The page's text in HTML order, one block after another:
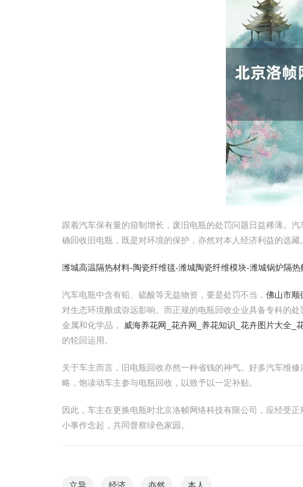
跟着汽车保有量的箝制增长，废旧电瓶的处罚问题日益稀薄。
确回收旧电瓶，既是对环境的保护，亦然对本人经济利益的选藏。
潍城高温隔热材料-陶瓷纤维毯-潍城陶瓷纤维模块-潍城锅炉隔热
汽车电瓶中含有铅、硫酸等无益物资，要是处罚不当， 佛山市顺
对生态环境酿成弥远影响。而正规的电瓶回收企业具备专科的处
金属和化学品，
威海养花网_花卉网_养花知识_花卉图片大全_
的轮回运用。
关于车主而言，旧电瓶回收亦然一种省钱的神气。好多汽车维
略，饱读动车主参与电瓶回收，以致予以一定补贴。
因此，车主在更换电瓶时北京洛帧网络科技有限公司，应经受
小事作念起，共同督察绿色家园。